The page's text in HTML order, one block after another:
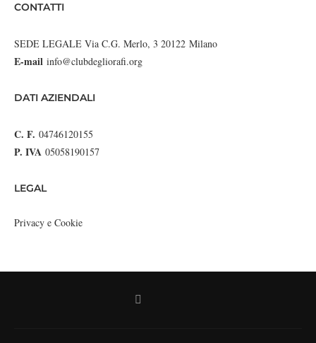
CONTATTI
SEDE LEGALE Via C.G. Merlo, 3 20122 Milano
E-mail info@clubdegliorafi.org
DATI AZIENDALI
C. F. 04746120155
P. IVA 05058190157
LEGAL
Privacy e Cookie